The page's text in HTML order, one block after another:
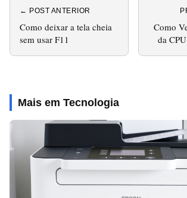
← POST ANTERIOR
Como deixar a tela cheia
sem usar F11
Como
da
Mais em Tecnologia